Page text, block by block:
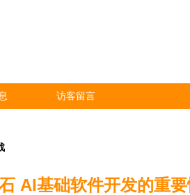
访客留言
AI基础软件开发的重